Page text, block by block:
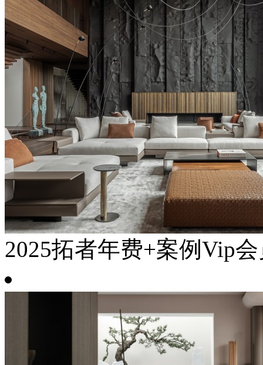
2025拓者年费+案例Vip